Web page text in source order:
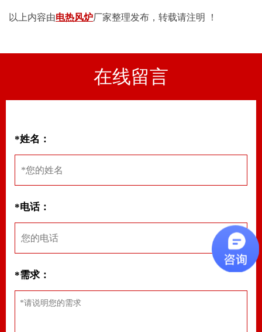
以上内容由电热风炉厂家整理发布，转载请注明 ！
在线留言
*姓名：
*电话：
*需求：